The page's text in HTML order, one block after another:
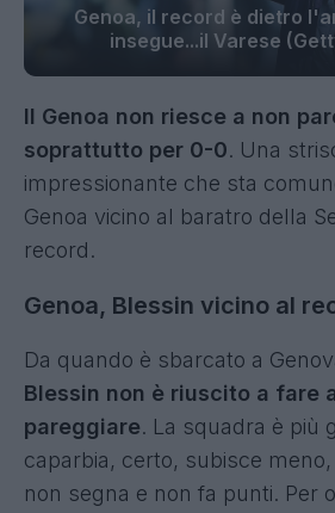
Genoa, il record è dietro
insegue...il Varese
Il Genoa non riesce a non
soprattutto per 0-0. Una
impressionante che sta
Genoa vicino al baratro della
record.
Genoa, Blessin vicino al
Da quando è sbarcato a
Blessin non è riuscito a fare
pareggiare. La squadra è più
caparbia, certo, subisce
non segna e non fa punti. Per